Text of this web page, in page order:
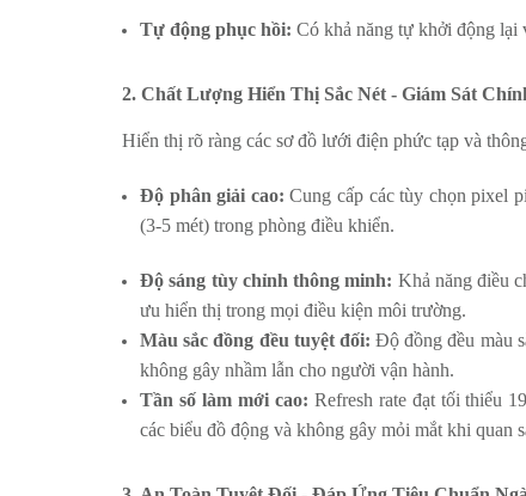
Tự động phục hồi: Có khả năng tự khởi động lại
2. Chất Lượng Hiển Thị Sắc Nét - Giám Sát
Hiển thị rõ ràng các sơ đồ lưới điện phức tạp và
Độ phân giải cao: Cung cấp các tùy chọn pixel
(3-5 mét) trong phòng điều khiển.
Độ sáng tùy chỉnh thông minh: Khả năng điều
ưu hiển thị trong mọi điều kiện môi trường.
Màu sắc đồng đều tuyệt đối: Độ đồng đều màu
không gây nhầm lẫn cho người vận hành.
Tần số làm mới cao: Refresh rate đạt tối thiểu
các biểu đồ động và không gây mỏi mắt khi quan